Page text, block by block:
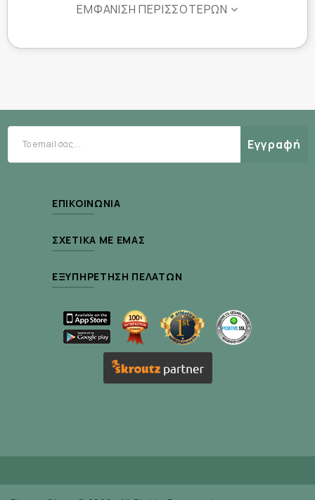
ΕΜΦΆΝΙΣΗ ΠΕΡΙΣΣΌΤΕΡΩΝ
Εγγραφή
ΕΠΙΚΟΙΝΩΝΊΑ
ΣΧΕΤΙΚΆ ΜΕ ΕΜΆΣ
ΕΞΥΠΗΡΈΤΗΣΗ ΠΕΛΑΤΏΝ